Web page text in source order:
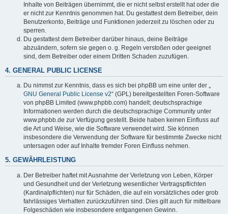
Inhalte von Beiträgen übernimmt, die er nicht selbst erstellt hat oder die
er nicht zur Kenntnis genommen hat. Du gestattest dem Betreiber, dein
Benutzerkonto, Beiträge und Funktionen jederzeit zu löschen oder zu
sperren.
Du gestattest dem Betreiber darüber hinaus, deine Beiträge
abzuändern, sofern sie gegen o. g. Regeln verstoßen oder geeignet
sind, dem Betreiber oder einem Dritten Schaden zuzufügen.
4. GENERAL PUBLIC LICENSE
Du nimmst zur Kenntnis, dass es sich bei phpBB um eine unter der „
GNU General Public License v2“ (GPL) bereitgestellten Foren-Software
von phpBB Limited (www.phpbb.com) handelt; deutschsprachige
Informationen werden durch die deutschsprachige Community unter
www.phpbb.de zur Verfügung gestellt. Beide haben keinen Einfluss auf
die Art und Weise, wie die Software verwendet wird. Sie können
insbesondere die Verwendung der Software für bestimmte Zwecke nicht
untersagen oder auf Inhalte fremder Foren Einfluss nehmen.
5. GEWÄHRLEISTUNG
Der Betreiber haftet mit Ausnahme der Verletzung von Leben, Körper
und Gesundheit und der Verletzung wesentlicher Vertragspflichten
(Kardinalpflichten) nur für Schäden, die auf ein vorsätzliches oder grob
fahrlässiges Verhalten zurückzuführen sind. Dies gilt auch für mittelbare
Folgeschäden wie insbesondere entgangenen Gewinn.